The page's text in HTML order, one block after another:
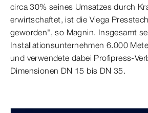
circa 30% seines Umsatzes durch
erwirtschaftet, ist die Viega
geworden", so Magnin. Insgesamt
Installationsunternehmen 6.000
und verwendete dabei Profipress-
Dimensionen DN 15 bis DN 35.